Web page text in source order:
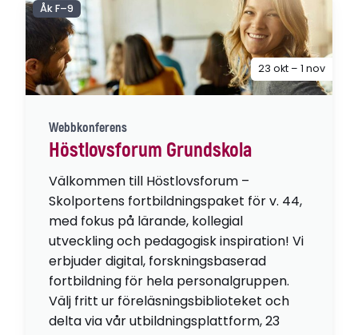
Webbkonferens
Höstlovsforum Grundskola
Välkommen till Höstlovsforum –
Skolportens fortbildningspaket för v. 44,
med fokus på lärande, kollegial
utveckling och pedagogisk inspiration! Vi
erbjuder digital, forskningsbaserad
fortbildning för hela personalgruppen.
Välj fritt ur föreläsningsbiblioteket och
delta via vår utbildningsplattform, 23
Åk F–9
23 okt – 1 nov